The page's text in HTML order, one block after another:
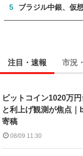
5 ブラジル中銀、仮
注目・速報 市況
ビットコイン1020万
と利上げ観測が焦点
寄稿
08/09 11:30